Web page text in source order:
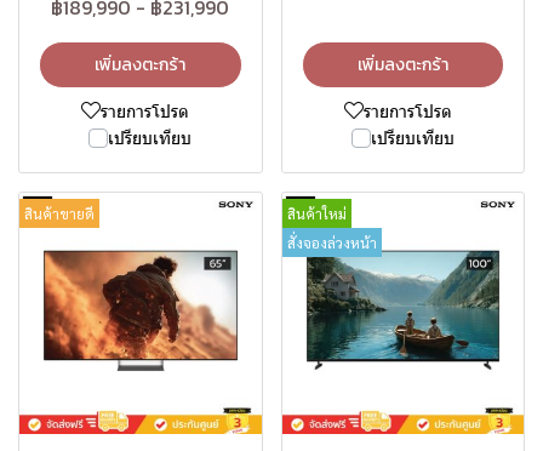
฿189,990 - ฿231,990
เพิ่มลงตะกร้า
รายการโปรด
เปรียบเทียบ
เพิ่มลงตะกร้า
รายการโปรด
เปรียบเทียบ
สินค้าขายดี
สินค้าใหม่
สั่งจองล่วงหน้า